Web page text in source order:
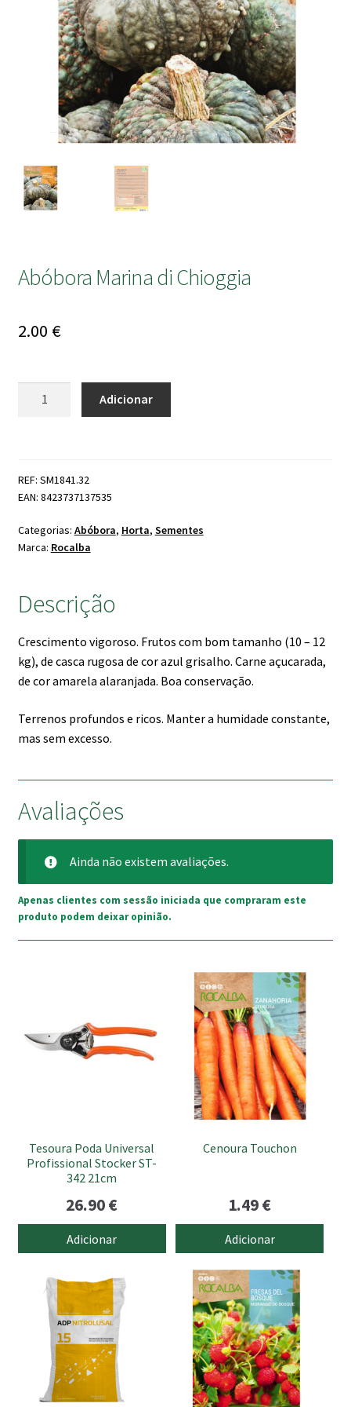
Abóbora Marina di Chioggia
2.00 €
Chioggia
Adicionar
REF: SM1841.32
EAN: 8423737137535
Categorias: Abóbora, Horta, Sementes
Marca: Rocalba
Descrição
Crescimento vigoroso. Frutos com bom tamanho (10 – 12
kg), de casca rugosa de cor azul grisalho. Carne açucarada,
de cor amarela alaranjada. Boa conservação.
Terrenos profundos e ricos. Manter a humidade constante,
mas sem excesso.
Avaliações
Ainda não existem avaliações.
Apenas clientes com sessão iniciada que compraram este
produto podem deixar opinião.
Tesoura Poda Universal
Profissional Stocker ST-
342 21cm
26.90€
Adicionar
Cenoura Touchon
1.49€
Adicionar
product
multiple
variants.
options